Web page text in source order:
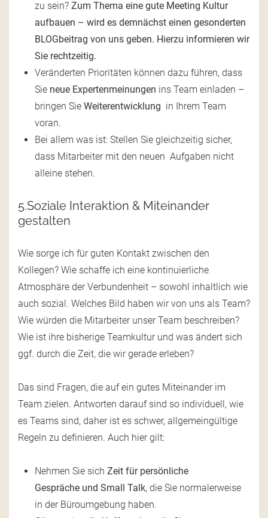
zu sein? Zum Thema eine gute Meeting Kultur
aufbauen – wird es demnächst einen gesonderten
BLOGbeitrag von uns geben. Hierzu informieren wir
Sie rechtzeitig.
Veränderten Prioritäten können dazu führen, dass
Sie neue Expertenmeinungen ins Team einladen –
bringen Sie Weiterentwicklung in Ihrem Team
voran.
Bei allem was ist: Stellen Sie gleichzeitig sicher,
dass Mitarbeiter mit den neuen Aufgaben nicht
alleine stehen.
5.Soziale Interaktion & Miteinander
gestalten
Wie sorge ich für guten Kontakt zwischen den
Kollegen? Wie schaffe ich eine kontinuierliche
Atmosphäre der Verbundenheit – sowohl inhaltlich wie
auch sozial. Welches Bild haben wir von uns als Team?
Wie würden die Mitarbeiter unser Team beschreiben?
Wie ist ihre bisherige Teamkultur und was ändert sich
ggf. durch die Zeit, die wir gerade erleben?
Das sind Fragen, die auf ein gutes Miteinander im
Team zielen. Antworten darauf sind so individuell, wie
es Teams sind, daher ist es schwer, allgemeingültige
Regeln zu definieren. Auch hier gilt:
Nehmen Sie sich Zeit für persönliche
Gespräche und Small Talk, die Sie normalerweise
in der Büroumgebung haben.